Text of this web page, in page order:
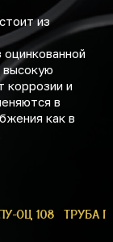
из
высокую
коррозии и
в
как в
ОЦ 108 ТРУБА